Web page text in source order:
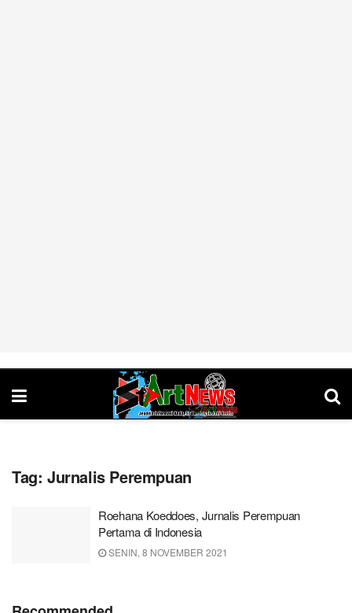
Tag: Jurnalis Perempuan
Roehana Koeddoes, Jurnalis Perempuan
Pertama di Indonesia
SENIN, 8 NOVEMBER 2021